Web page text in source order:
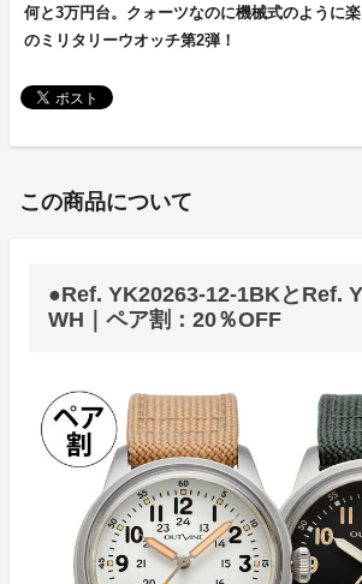
何と3万円台。クォーツなのに機械式のように
のミリタリーウオッチ第2弾！
この商品について
●Ref. YK20263-12-1BKとRef.
WH｜ペア割：20％OFF